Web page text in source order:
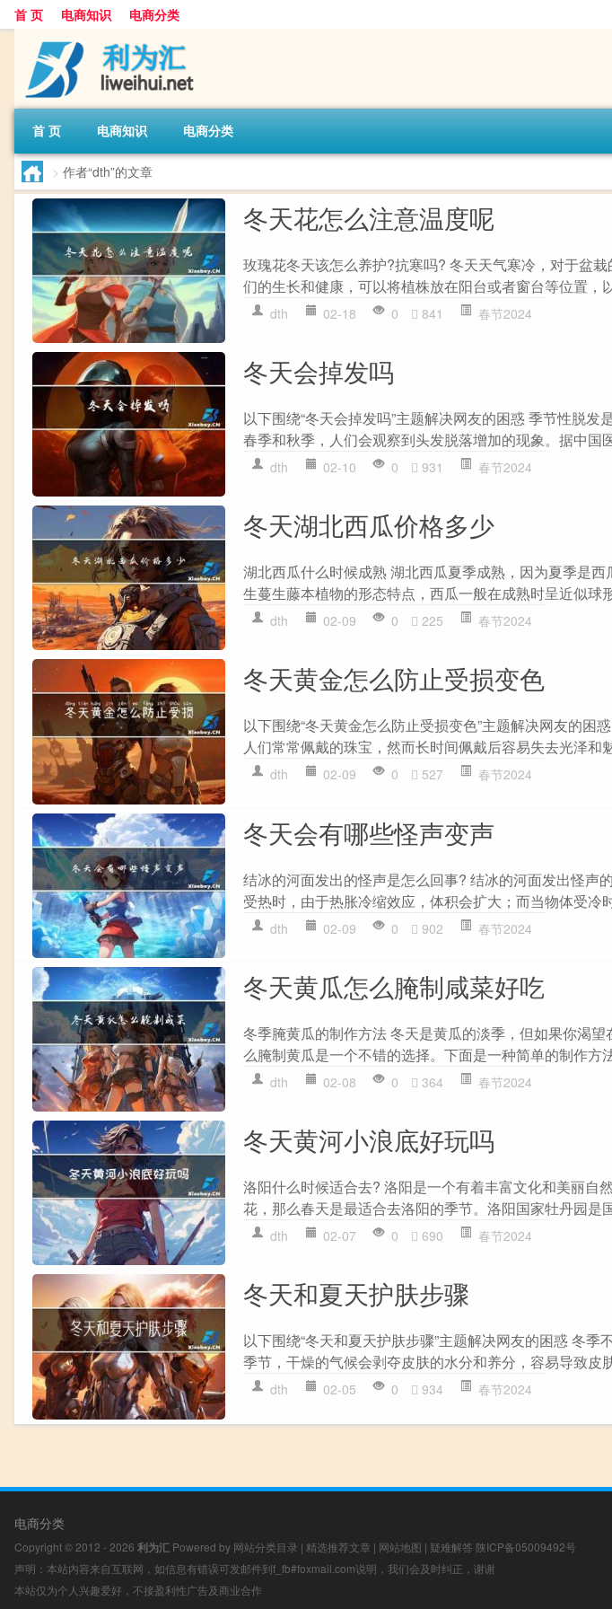
首 页 电商知识 电商分类
首 页 电商知识 电商分类
> 作者“dth”的文章
冬天花怎么注意温度呢
玫瑰花冬天该怎么养护?抗寒吗? 冬天天气寒冷，对于盆
们的生长和健康，可以将植株放在阳台或者窗台等位置，
dth 02-18 0 841 春节2024
冬天会掉发吗
以下围绕“冬天会掉发吗”主题解决网友的困惑 季节性脱
春季和秋季，人们会观察到头发脱落增加的现象。据中国
dth 02-10 0 931 春节2024
冬天湖北西瓜价格多少
湖北西瓜什么时候成熟 湖北西瓜夏季成熟，因为夏季是
生蔓生藤本植物的形态特点，西瓜一般在成熟时呈近似球
dth 02-09 0 225 春节2024
冬天黄金怎么防止受损变色
以下围绕“冬天黄金怎么防止受损变色”主题解决网友的困
人们常常佩戴的珠宝，然而长时间佩戴后容易失去光泽和
dth 02-09 0 527 春节2024
冬天会有哪些怪声变声
结冰的河面发出的怪声是怎么回事? 结冰的河面发出怪声
受热时，由于热胀冷缩效应，体积会扩大；而当物体受冷
dth 02-09 0 902 春节2024
冬天黄瓜怎么腌制咸菜好吃
冬季腌黄瓜的制作方法 冬天是黄瓜的淡季，但如果你渴
么腌制黄瓜是一个不错的选择。下面是一种简单的制作方
dth 02-08 0 364 春节2024
冬天黄河小浪底好玩吗
洛阳什么时候适合去? 洛阳是一个有着丰富文化和美丽自
花，那么春天是最适合去洛阳的季节。洛阳国家牡丹园是
dth 02-07 0 690 春节2024
冬天和夏天护肤步骤
以下围绕“冬天和夏天护肤步骤”主题解决网友的困惑 冬
季节，干燥的气候会剥夺皮肤的水分和养分，容易导致皮
dth 02-05 0 934 春节2024
电商分类
Copyright © 2012 - 2026 利为汇 Powered by 网站分类目录 | 精选推荐文章 | 网站地图 | 疑难解答 陕ICP备05009492号
声明：本站内容来自互联网，如信息有错误可发邮件到f_fb#foxmail.com说明，我们会及时纠正，谢谢
本站仅为个人兴趣爱好，不接盈利性广告及商业合作